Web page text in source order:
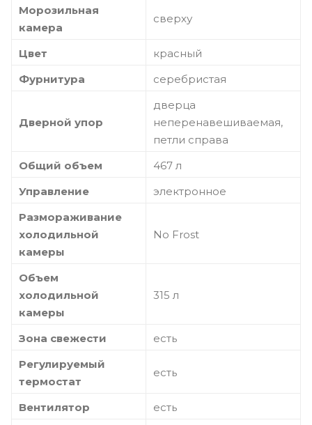
Морозильная
камера
сверху
Цвет
красный
Фурнитура
серебристая
Дверной упор
дверца
неперенавешиваемая,
петли справа
Общий объем
467 л
Управление
электронное
Размораживание
холодильной
камеры
No Frost
Объем
холодильной
камеры
315 л
Зона свежести
есть
Регулируемый
термостат
есть
Вентилятор есть